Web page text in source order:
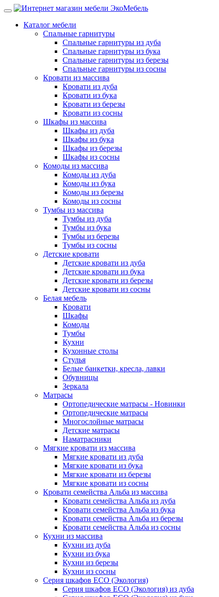
Каталог мебели
Спальные гарнитуры
Спальные гарнитуры из дуба
Спальные гарнитуры из бука
Спальные гарнитуры из березы
Спальные гарнитуры из сосны
Кровати из массива
Кровати из дуба
Кровати из бука
Кровати из березы
Кровати из сосны
Шкафы из массива
Шкафы из дуба
Шкафы из бука
Шкафы из березы
Шкафы из сосны
Комоды из массива
Комоды из дуба
Комоды из бука
Комоды из березы
Комоды из сосны
Тумбы из массива
Тумбы из дуба
Тумбы из бука
Тумбы из березы
Тумбы из сосны
Детские кровати
Детские кровати из дуба
Детские кровати из бука
Детские кровати из березы
Детские кровати из сосны
Белая мебель
Кровати
Шкафы
Комоды
Тумбы
Кухни
Кухонные столы
Стулья
Белые банкетки, кресла, лавки
Обувницы
Зеркала
Матрасы
Ортопедические матрасы - Новинки
Ортопедические матрасы
Многослойные матрасы
Детские матрасы
Наматрасники
Мягкие кровати из массива
Мягкие кровати из дуба
Мягкие кровати из бука
Мягкие кровати из березы
Мягкие кровати из сосны
Кровати семейства Альба из массива
Кровати семейства Альба из дуба
Кровати семейства Альба из бука
Кровати семейства Альба из березы
Кровати семейства Альба из сосны
Кухни из массива
Кухни из дуба
Кухни из бука
Кухни из березы
Кухни из сосны
Серия шкафов ECO (Экология)
Серия шкафов ECO (Экология) из дуба